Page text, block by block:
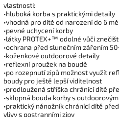
vlastnosti:
•hluboká korba s praktickými detaily
•vhodná pro dítě od narození do 6
•pevné uchycení korby
•látky PROTEX+™ odolné vůči
•ochrana před slunečním zářením
•koženkové outdoorové detaily
•reflexní proužek na boudě
•po rozepnutí zipů možnost využít
boudy pro ještě lepší viditelnost
•prodloužená stříška chránící dítě
•sklopná bouda korby s
•praktický nánožník chránící dítě
vlivy s postranními zipy